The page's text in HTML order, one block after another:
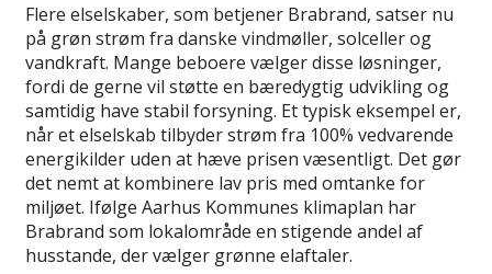
Flere elselskaber, som betjener Brabrand, satser nu
på grøn strøm fra danske vindmøller, solceller og
vandkraft. Mange beboere vælger disse løsninger,
fordi de gerne vil støtte en bæredygtig udvikling og
samtidig have stabil forsyning. Et typisk eksempel er,
når et elselskab tilbyder strøm fra 100% vedvarende
energikilder uden at hæve prisen væsentligt. Det gør
det nemt at kombinere lav pris med omtanke for
miljøet. Ifølge Aarhus Kommunes klimaplan har
Brabrand som lokalområde en stigende andel af
husstande, der vælger grønne elaftaler.